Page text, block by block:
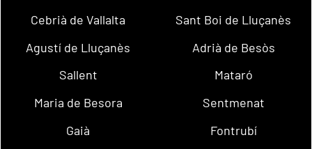
Cebrià de Vallalta
Sant Boi de Lluçanès
Agustí de Lluçanès
Adrià de Besòs
Sallent
Mataró
Maria de Besora
Sentmenat
Gaià
Fontrubí